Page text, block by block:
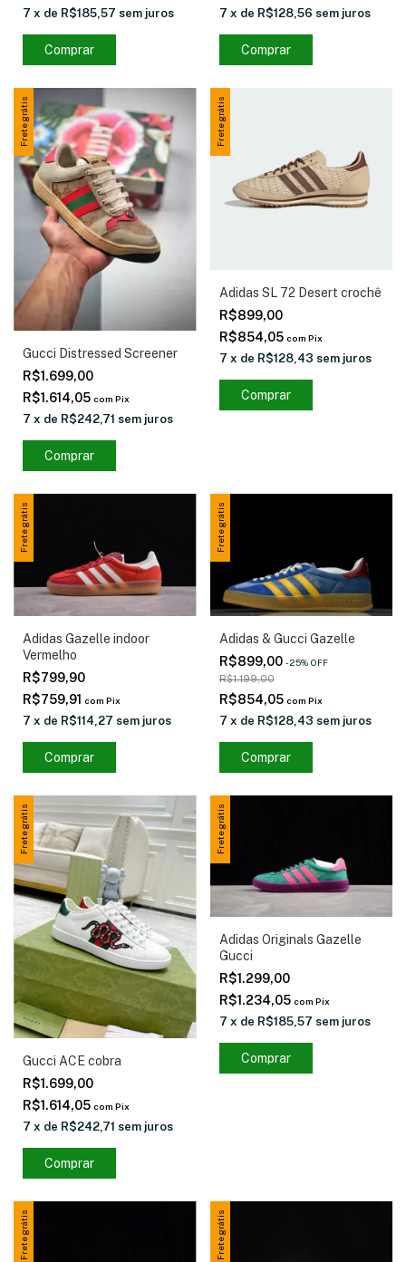
7 x de R$185,57 sem juros
Comprar
7 x de R$128,56 sem juros
Comprar
Frete grátis
Gucci Distressed Screener
R$1.699,00
R$1.614,05 com Pix
7 x de R$242,71 sem juros
Comprar
Frete grátis
Adidas SL 72 Desert crochê
R$899,00
R$854,05 com Pix
7 x de R$128,43 sem juros
Comprar
Frete grátis
Adidas Gazelle indoor
Vermelho
R$799,90
R$759,91 com Pix
7 x de R$114,27 sem juros
Comprar
Frete grátis
Adidas & Gucci Gazelle
R$899,00 -25% OFF
R$1.199,00
R$854,05 com Pix
7 x de R$128,43 sem juros
Comprar
Frete grátis
Gucci ACE cobra
R$1.699,00
R$1.614,05 com Pix
7 x de R$242,71 sem juros
Comprar
Frete grátis
Adidas Originals Gazelle
Gucci
R$1.299,00
R$1.234,05 com Pix
7 x de R$185,57 sem juros
Comprar
Frete grátis Frete grátis